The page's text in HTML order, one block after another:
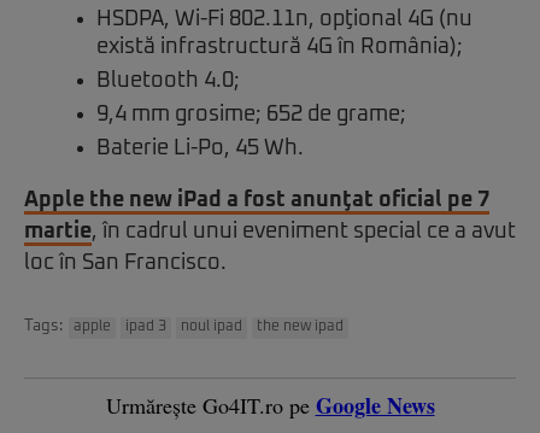
HSDPA, Wi-Fi 802.11n, opţional 4G (nu
există infrastructură 4G în România);
Bluetooth 4.0;
9,4 mm grosime; 652 de grame;
Baterie Li-Po, 45 Wh.
Apple the new iPad a fost anunţat oficial pe 7
martie, în cadrul unui eveniment special ce a avut
loc în San Francisco.
Tags: apple ipad 3 noul ipad the new ipad
Urmărește Go4IT.ro pe Google News